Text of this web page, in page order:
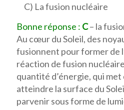
C) La fusion nucléaire
Bonne réponse : C– la
Au cœur du Soleil, des
fusionnent pour former de
réaction de fusion
quantité d’énergie, qui met
atteindre la surface du
parvenir sous forme de